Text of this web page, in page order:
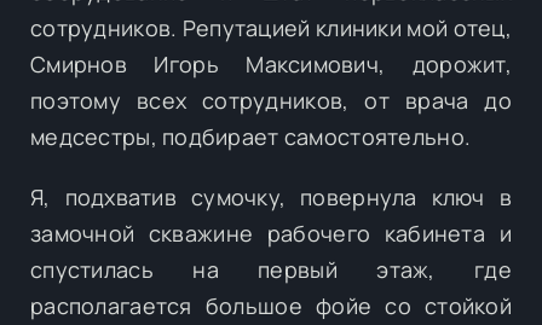
сотрудников. Репутацией клиники мой отец,
Смирнов Игорь Максимович, дорожит,
поэтому всех сотрудников, от врача до
медсестры, подбирает самостоятельно.
Я, подхватив сумочку, повернула ключ в
замочной скважине рабочего кабинета и
спустилась на первый этаж, где
располагается большое фойе со стойкой